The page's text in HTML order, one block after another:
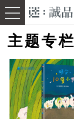
主题专栏